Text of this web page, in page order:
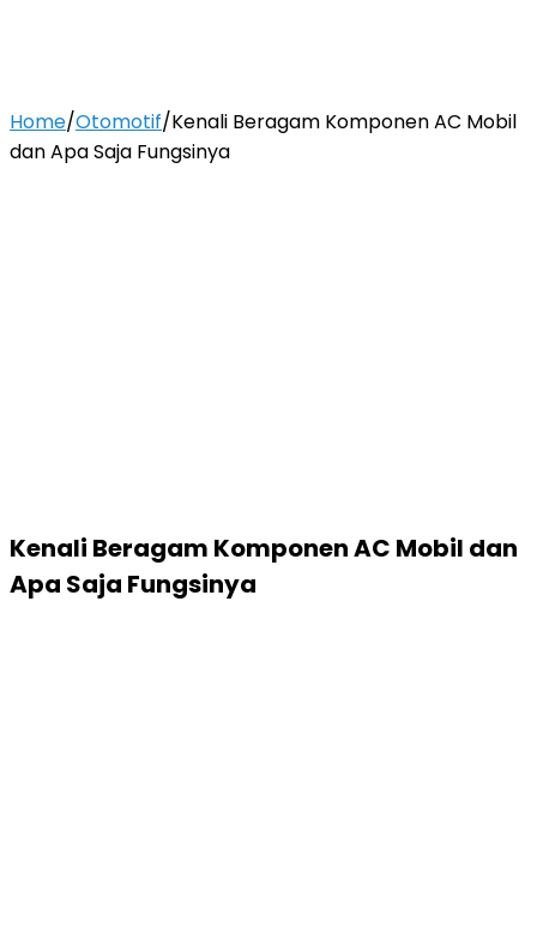
Home/Otomotif/Kenali Beragam Komponen AC Mobil
dan Apa Saja Fungsinya
Kenali Beragam Komponen AC Mobil dan
Apa Saja Fungsinya